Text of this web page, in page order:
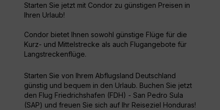
Starten Sie jetzt mit Condor zu günstigen Preisen in
Ihren Urlaub!
Condor bietet Ihnen sowohl günstige Flüge für die
Kurz- und Mittelstrecke als auch Flugangebote für
Langstreckenflüge.
Starten Sie von Ihrem Abflugsland Deutschland
günstig und bequem in den Urlaub. Buchen Sie jetzt
den Flug Friedrichshafen (FDH) - San Pedro Sula
(SAP) und freuen Sie sich auf Ihr Reiseziel Honduras!